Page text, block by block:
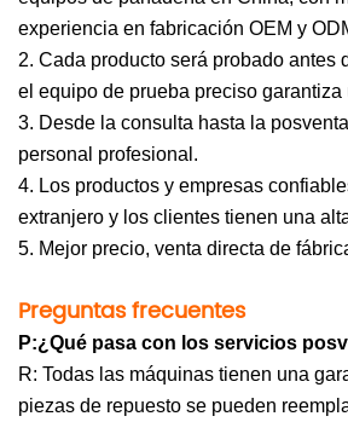
experiencia en fabricación OEM y
2. Cada producto será probado antes
el equipo de prueba preciso garantiza
3. Desde la consulta hasta la
personal profesional.
4. Los productos y empresas
extranjero y los clientes tienen una
5. Mejor precio, venta directa de
Preguntas frecuentes
P:¿Qué pasa con los servicios
R: Todas las máquinas tienen una
piezas de repuesto se pueden